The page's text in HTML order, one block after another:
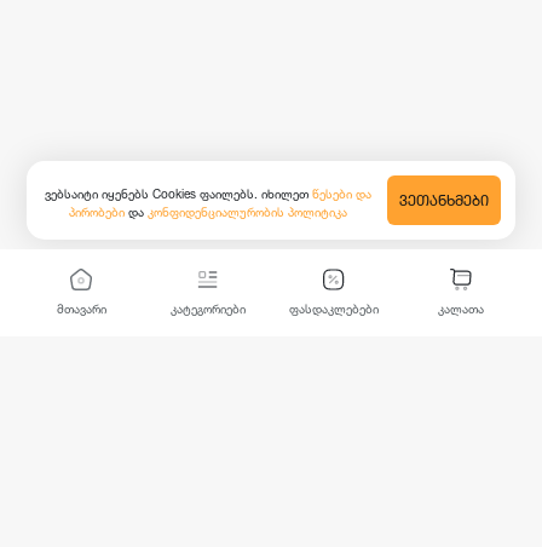
მთავარი კატეგორიები ფასდაკლებები კალათა
ვებსაიტი იყენებს Cookies ფაილებს. იხილეთ წესები და
პირობები და კონფიდენციალურობის პოლიტიკა
ᲕᲔᲗᲐᲜᲮᲛᲔᲑᲘ